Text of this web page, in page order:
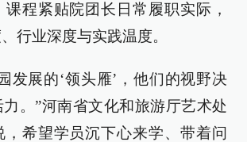
程紧贴院团长日常履职实际，
行业深度与实践温度。
发展的‘领头雁’，他们的视野决
。”河南省文化和旅游厅艺术处
，希望学员沉下心来学、带着问